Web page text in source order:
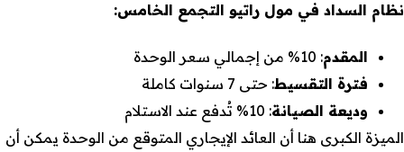
نظام السداد في مول راتيو التجمع الخامس:
المقدم: 10% من إجمالي سعر الوحدة
فترة التقسيط: حتى 7 سنوات كاملة
وديعة الصيانة: 10% تُدفع عند الاستلام
الميزة الكبرى هنا أن العائد الإيجاري المتوقع من الوحدة يمكن أن